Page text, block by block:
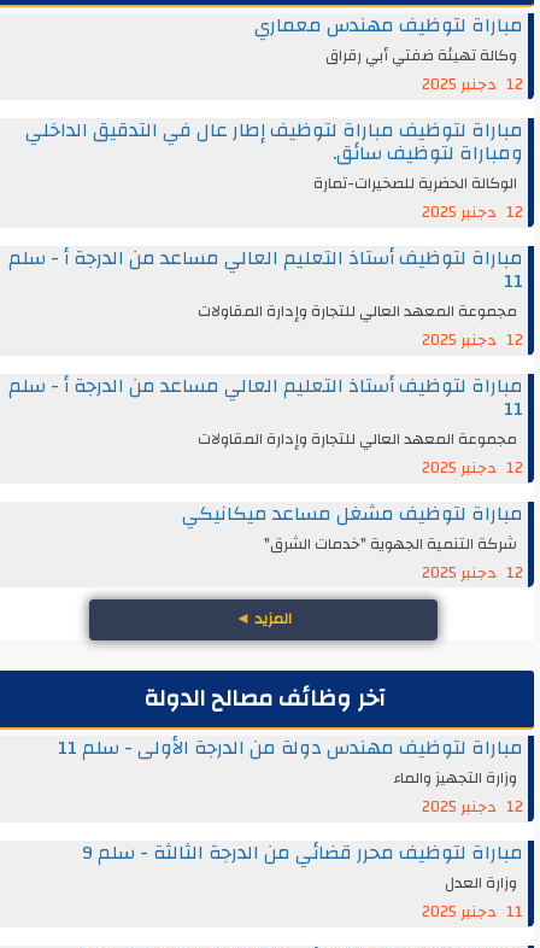
مباراة لتوظيف مهندس معماري
وكالة تهيئة ضفتي أبي رقراق
12 دجنبر 2025
مباراة لتوظيف مباراة لتوظيف إطار عال في التدقيق الداخلي
ومباراة لتوظيف سائق.
الوكالة الحضرية للصخيرات-تمارة
12 دجنبر 2025
مباراة لتوظيف أستاذ التعليم العالي مساعد من الدرجة أ - سلم
11
مجموعة المعهد العالي للتجارة وإدارة المقاولات
12 دجنبر 2025
مباراة لتوظيف أستاذ التعليم العالي مساعد من الدرجة أ - سلم
11
مجموعة المعهد العالي للتجارة وإدارة المقاولات
12 دجنبر 2025
مباراة لتوظيف مشغل مساعد ميكانيكي
شركة التنمية الجهوية "خدمات الشرق"
12 دجنبر 2025
المزيد◄
آخر وظائف مصالح الدولة
مباراة لتوظيف مهندس دولة من الدرجة الأولى - سلم 11
وزارة التجهيز والماء
12 دجنبر 2025
مباراة لتوظيف محرر قضائي من الدرجة الثالثة - سلم 9
وزارة العدل
11 دجنبر 2025